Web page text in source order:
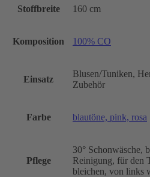
Stoffbreite 160 cm
Komposition 100% CO
Einsatz
Blusen/Tuniken,
Zubehör
Farbe blautöne, pink, rosa
Pflege
30° Schonwäsche,
Reinigung, für den
bleichen, von links